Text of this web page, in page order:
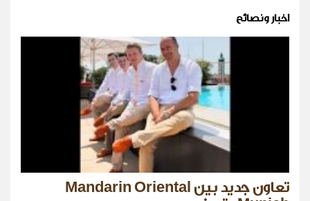
اخبار ونصائح
تعاون جديد بين Mandarin Oriental